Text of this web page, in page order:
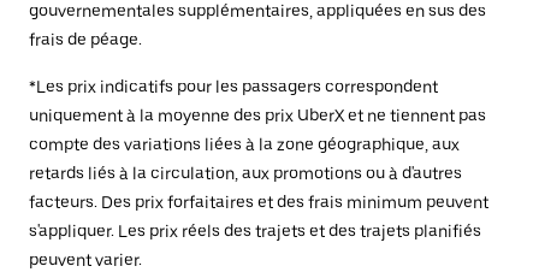
gouvernementales supplémentaires, appliquées en sus des
frais de péage.
*Les prix indicatifs pour les passagers correspondent
uniquement à la moyenne des prix UberX et ne tiennent pas
compte des variations liées à la zone géographique, aux
retards liés à la circulation, aux promotions ou à d'autres
facteurs. Des prix forfaitaires et des frais minimum peuvent
s'appliquer. Les prix réels des trajets et des trajets planifiés
peuvent varier.